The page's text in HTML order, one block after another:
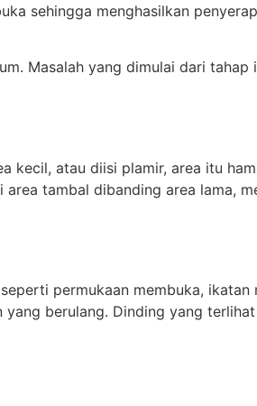
sehingga menghasilkan
Masalah yang dimulai dari tahap
kecil, atau diisi plamir, area itu
tambal dibanding area lama,
permukaan membuka, ikatan
berulang. Dinding yang terlihat